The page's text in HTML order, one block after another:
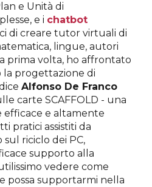
e Unità di
e i chatbot
di creare tutor virtuali di
lingue, autori
prima volta, ho affrontato
la progettazione di
diceAlfonso De Franco
carte SCAFFOLD - una
e altamente
pratici assistiti da
riciclo dei PC,
supporto alla
vedere come
possa supportarmi nella